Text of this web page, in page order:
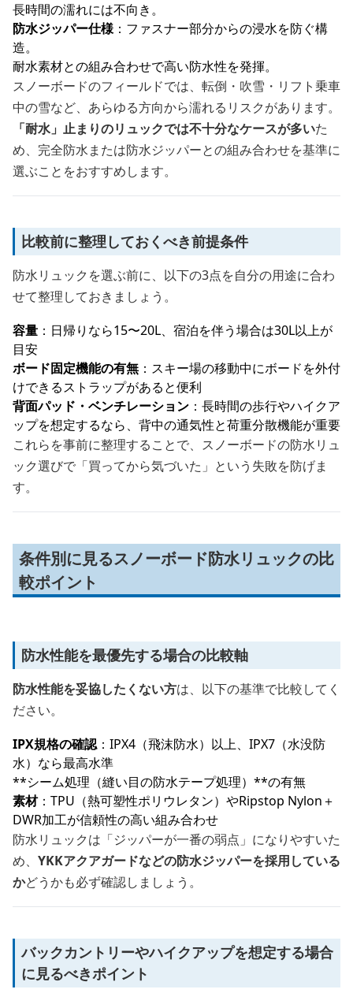
長時間の濡れには不向き。
防水ジッパー仕様：ファスナー部分からの浸水を防ぐ構
造。
耐水素材との組み合わせで高い防水性を発揮。
スノーボードのフィールドでは、転倒・吹雪・リフト乗車
中の雪など、あらゆる方向から濡れるリスクがあります。
「耐水」止まりのリュックでは不十分なケースが多いた
め、完全防水または防水ジッパーとの組み合わせを基準に
選ぶことをおすすめします。
比較前に整理しておくべき前提条件
防水リュックを選ぶ前に、以下の3点を自分の用途に合わ
せて整理しておきましょう。
容量 ：日帰りなら15〜20L、宿泊を伴う場合は30L以上が
目安
ボード固定機能の有無 ：スキー場の移動中にボードを外付
けできるストラップがあると便利
背面パッド・ベンチレーション ：長時間の歩行やハイクア
ップを想定するなら、背中の通気性と荷重分散機能が重要
これらを事前に整理することで、スノーボードの防水リュ
ック選びで「買ってから気づいた」という失敗を防げま
す。
条件別に見るスノーボード防水リュックの比
較ポイント
防水性能を最優先する場合の比較軸
防水性能を妥協したくない方は、以下の基準で比較してく
ださい。
IPX規格の確認：IPX4（飛沫防水）以上、IPX7（水没防
水）なら最高水準
**シーム処理（縫い目の防水テープ処理）**の有無
素材：TPU（熱可塑性ポリウレタン）やRipstop Nylon＋
DWR加工が信頼性の高い組み合わせ
防水リュックは「ジッパーが一番の弱点」になりやすいた
め、 YKKアクアガードなどの防水ジッパーを採用している
かどうかも必ず確認しましょう。
バックカントリーやハイクアップを想定する場合
に見るべきポイント